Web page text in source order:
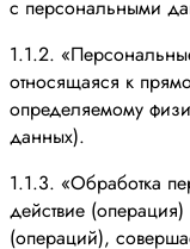
с персональными
1.1.2.
относящаяся к
определяемому
данных).
1.1.3. «Обработка
действие
(операций),